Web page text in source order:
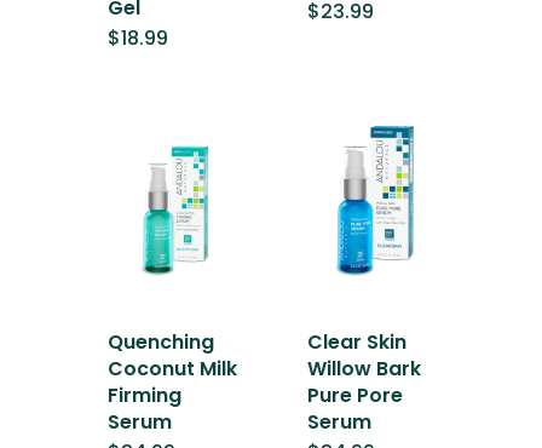
Gel
$18.99
$23.99
Quenching
Coconut Milk
Firming
Serum
Clear Skin
Willow Bark
Pure Pore
Serum